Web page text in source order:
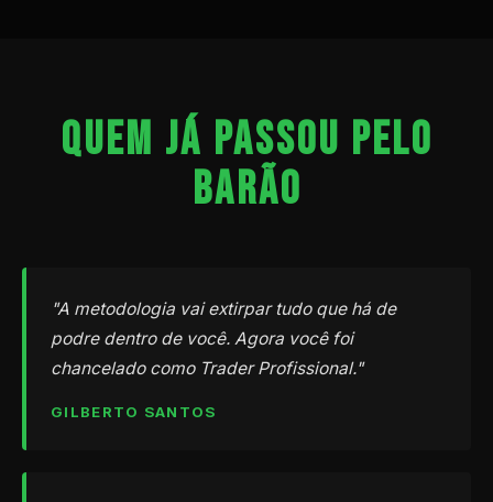
QUEM JÁ PASSOU PELO
BARÃO
"A metodologia vai extirpar tudo que há de
podre dentro de você. Agora você foi
chancelado como Trader Profissional."
GILBERTO SANTOS